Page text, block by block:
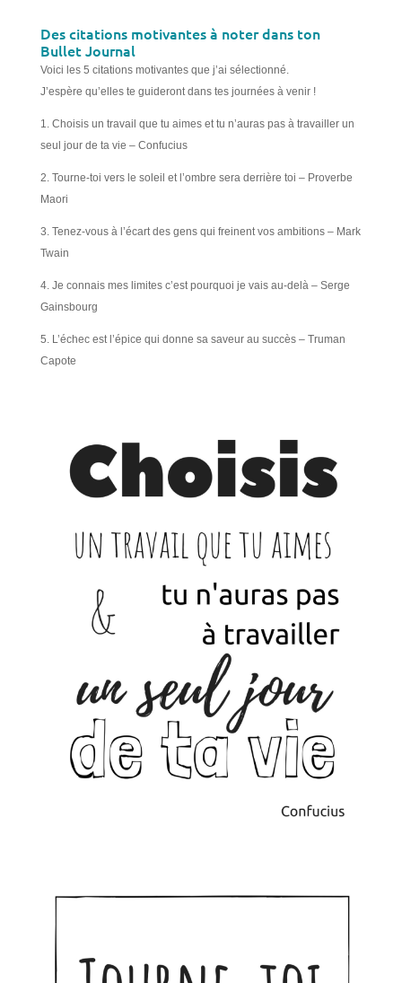
Des citations motivantes à noter dans ton
Bullet Journal
Voici les 5 citations motivantes que j’ai sélectionné.
J’espère qu’elles te guideront dans tes journées à venir !
1. Choisis un travail que tu aimes et tu n’auras pas à travailler un
seul jour de ta vie – Confucius
2. Tourne-toi vers le soleil et l’ombre sera derrière toi – Proverbe
Maori
3. Tenez-vous à l’écart des gens qui freinent vos ambitions – Mark
Twain
4. Je connais mes limites c’est pourquoi je vais au-delà – Serge
Gainsbourg
5. L’échec est l’épice qui donne sa saveur au succès – Truman
Capote